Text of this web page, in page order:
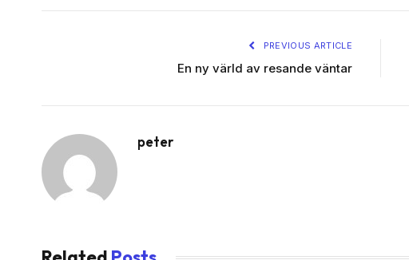
PREVIOUS ARTICLE
En ny värld av resande väntar
peter